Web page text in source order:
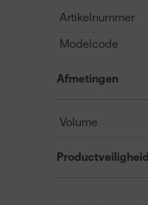
Artikelnummer
Modelcode
Afmetingen
Volume
Productveiligheid